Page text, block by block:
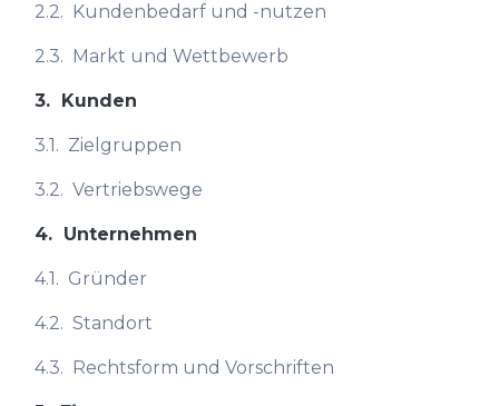
2.2. Kundenbedarf und -nutzen
2.3. Markt und Wettbewerb
3. Kunden
3.1. Zielgruppen
3.2. Vertriebswege
4. Unternehmen
4.1. Gründer
4.2. Standort
4.3. Rechtsform und Vorschriften